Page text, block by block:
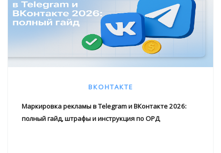
ВКОНТАКТЕ
Маркировка рекламы в Telegram и ВКонтакте 2026:
полный гайд, штрафы и инструкция по ОРД